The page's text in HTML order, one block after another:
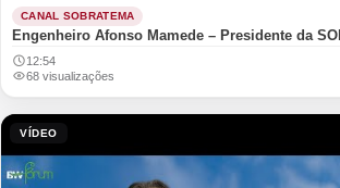
CANAL SOBRATEMA
Engenheiro Afonso Mamede – Presidente da
12:54
68 visualizações
VÍDEO